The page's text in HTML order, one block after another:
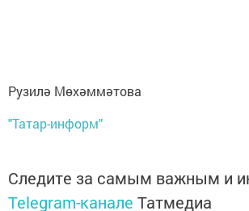
Рузилә Мөхәммәтова
"Татар-информ"
Следите за самым важным и
Telegram-канале Татмедиа